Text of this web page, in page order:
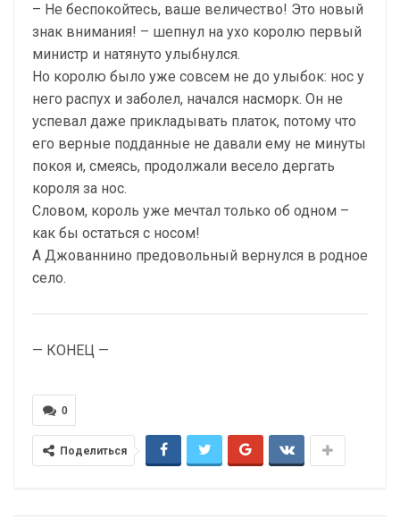
– Не беспокойтесь, ваше величество! Это новый
знак внимания! – шепнул на ухо королю первый
министр и натянуто улыбнулся.
Но королю было уже совсем не до улыбок: нос у
него распух и заболел, начался насморк. Он не
успевал даже прикладывать платок, потому что
его верные подданные не давали ему не минуты
покоя и, смеясь, продолжали весело дергать
короля за нос.
Словом, король уже мечтал только об одном –
как бы остаться с носом!
А Джованнино предовольный вернулся в родное
село.
— КОНЕЦ —
0
Поделиться